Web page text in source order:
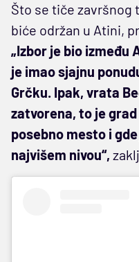
Što se tiče završnog
biće održan u Atini,
„Izbor je bio između
je imao sjajnu
Grčku. Ipak, vrata
zatvorena, to je
posebno mesto i
najvišem nivou“,